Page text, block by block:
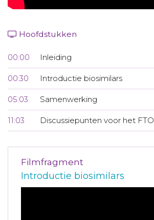
Hoofdstukken
00:00 Inleiding
00:30 Introductie biosimilars
05:03 Samenwerking
11:03 Discussiepunten voor het FTO
Filmfragment
Introductie biosimilars